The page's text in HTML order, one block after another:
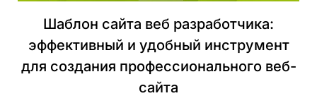
Шаблон сайта веб разработчика:
эффективный и удобный инструмент
для создания профессионального веб-
сайта